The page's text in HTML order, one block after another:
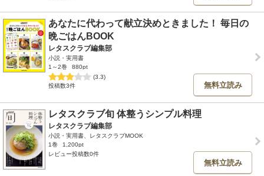
あなたに代わって献立決めときました！ 毎日の
晩ごはんBOOK
レタスクラブ編集部
小説・実用書
1～2巻
880pt
(3.3)
投稿数3件
無料立読み
レタスクラブ旬 体整うシンプル料理
レタスクラブ編集部
小説・実用書、レタスクラブMOOK
1巻
1,200pt
レビュー投稿数0件
無料立読み